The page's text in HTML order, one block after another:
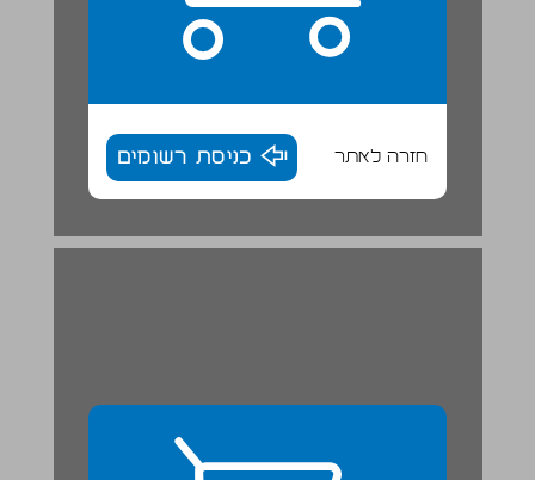
חזרה לאתר כניסת רשומים